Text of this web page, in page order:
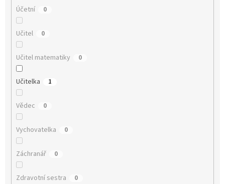
Účetní 0
Učitel 0
Učitel matematiky 0
Učitelka 1
Vědec 0
Vychovatelka 0
Záchranář 0
Zdravotní sestra 0